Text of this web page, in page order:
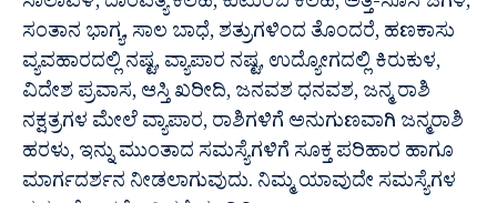
ಸಂತಾನ ಭಾಗ್ಯ, ಸಾಲ ಬಾಧೆ, ಶತ್ರುಗಳಿಂದ ತೊಂದರೆ, ಹಣಕಾಸು
ವ್ಯವಹಾರದಲ್ಲಿ ನಷ್ಟ, ವ್ಯಾಪಾರ ನಷ್ಟ, ಉದ್ಯೋಗದಲ್ಲಿ ಕಿರುಕುಳ,
ವಿದೇಶ ಪ್ರವಾಸ, ಆಸ್ತಿ ಖರೀದಿ, ಜನವಶ ಧನವಶ, ಜನ್ಮ ರಾಶಿ
ನಕ್ಷತ್ರಗಳ ಮೇಲೆ ವ್ಯಾಪಾರ, ರಾಶಿಗಳಿಗೆ ಅನುಗುಣವಾಗಿ ಜನ್ಮರಾಶಿ
ಹರಳು, ಇನ್ನು ಮುಂತಾದ ಸಮಸ್ಯೆಗಳಿಗೆ ಸೂಕ್ತ ಪರಿಹಾರ ಹಾಗೂ
ಮಾರ್ಗದರ್ಶನ ನೀಡಲಾಗುವುದು. ನಿಮ್ಮ ಯಾವುದೇ ಸಮಸ್ಯೆಗಳ